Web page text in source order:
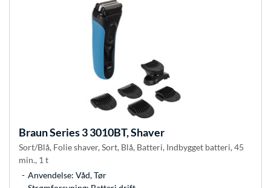
BraunSeries 3 3010BT, Shaver
Sort/Blå, Folie shaver, Sort, Blå, Batteri, Indbygget batteri, 45
min., 1 t
Anvendelse: Våd, Tør